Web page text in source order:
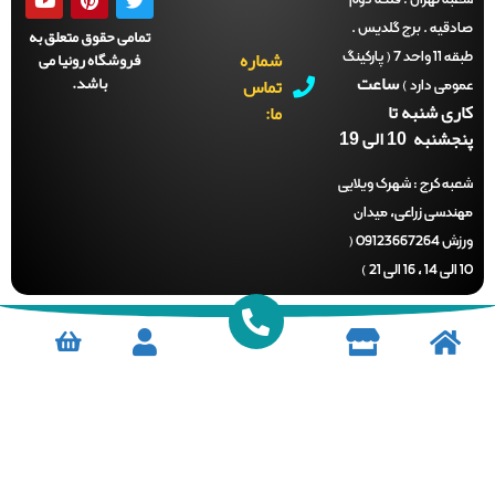
. برج گلدیس .
طبقه 11 واحد 7 ( پارکینگ
دارد )ساعت
شنبه تا
10 الی 19
کرج :شهرک ویلایی
زراعی، میدان
ورزش 09123667264 (
شماره
تماس
تمامی حقوق متعلق به
فروشگاه رونیا می
باشد.